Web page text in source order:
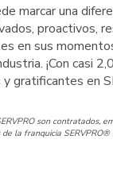
marcar una
proactivos,
en sus
¡Con casi
gratificantes en
son contratados,
la franquicia